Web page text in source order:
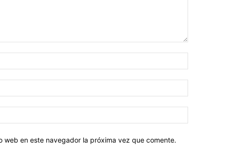
electrónico:*
web:
web en este navegador la próxima vez que comente.